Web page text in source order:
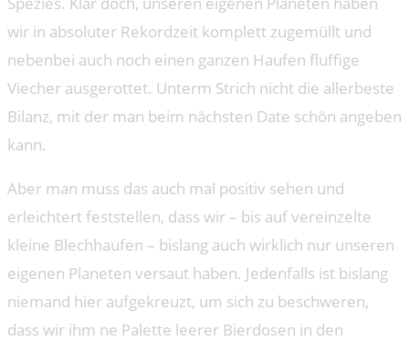
wir in absoluter Rekordzeit komplett zugemüllt und
nebenbei auch noch einen ganzen Haufen fluffige
Viecher ausgerottet. Unterm Strich nicht die allerbeste
Bilanz, mit der man beim nächsten Date schön angeben
kann.
Aber man muss das auch mal positiv sehen und
erleichtert feststellen, dass wir – bis auf vereinzelte
kleine Blechhaufen – bislang auch wirklich nur unseren
eigenen Planeten versaut haben. Jedenfalls ist bislang
niemand hier aufgekreuzt, um sich zu beschweren,
dass wir ihm ne Palette leerer Bierdosen in den